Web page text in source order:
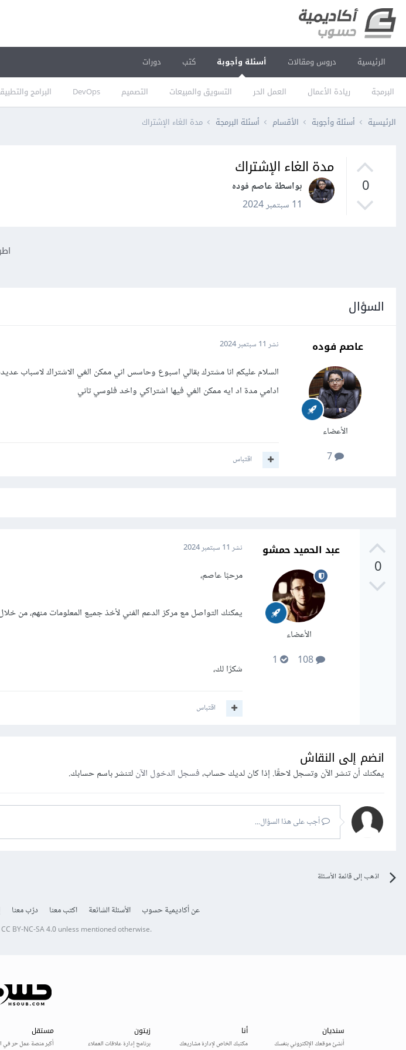
الرئيسية دروس ومقالات أسئلة وأجوبة
البرمجة ريادة الأعمال العمل الحر التسويق والمبيعات التصميم DevOps البرامج
كتب دورات
الرئيسية أسئلة وأجوبة الأقسام أسئلة البرمجة مدة الغاء الإشتراك
0
مدة الغاء الإشتراك
بواسطة عاصم فوده
11 سبتمبر 2024
السؤال
عاصم فوده
الأعضاء
7
نشر 11 سبتمبر 2024
السلام عليكم انا مشترك بقالي اسبوع وحاسس اني ممكن الغي الاشتراك لاسباب
ادامي مدة اد ايه ممكن الغي فيها اشتراكي واخد فلوسي تاني
اقتباس
0
عبد الحميد حمشو
الأعضاء
نشر 11 سبتمبر 2024
مرحبًا عاصم،
يمكنك التواصل مع مركز الدعم الفني لأخذ جميع المعلومات منهم، من
شكرًا لك،
اقتباس
انضم إلى النقاش
يمكنك أن تنشر الآن وتسجل لاحقًا. إذا كان لديك حساب،فسجل الدخول الآنلتنشر باسم حسابك.
أجب على هذا السؤال...
اذهب إلى قائمة الأسئلة
عن أكاديمية حسوب الأسئلة الشائعة اكتب معنا درّب معنا
CC BY-NC-SA 4.0unless mentioned otherwise.